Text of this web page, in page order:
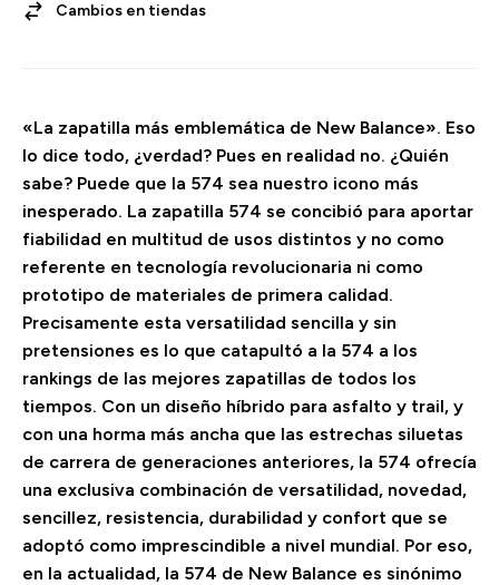
Cambios en tiendas
«La zapatilla más emblemática de New Balance». Eso
lo dice todo, ¿verdad? Pues en realidad no. ¿Quién
sabe? Puede que la 574 sea nuestro icono más
inesperado. La zapatilla 574 se concibió para aportar
fiabilidad en multitud de usos distintos y no como
referente en tecnología revolucionaria ni como
prototipo de materiales de primera calidad.
Precisamente esta versatilidad sencilla y sin
pretensiones es lo que catapultó a la 574 a los
rankings de las mejores zapatillas de todos los
tiempos. Con un diseño híbrido para asfalto y trail, y
con una horma más ancha que las estrechas siluetas
de carrera de generaciones anteriores, la 574 ofrecía
una exclusiva combinación de versatilidad, novedad,
sencillez, resistencia, durabilidad y confort que se
adoptó como imprescindible a nivel mundial. Por eso,
en la actualidad, la 574 de New Balance es sinónimo